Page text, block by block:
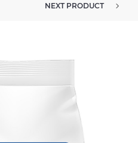
NEXT PRODUCT